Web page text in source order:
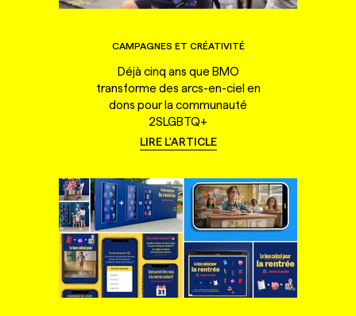
CAMPAGNES ET CRÉATIVITÉ
Déjà cinq ans que BMO
transforme des arcs-en-ciel en
dons pour la communauté
2SLGBTQ+
LIRE L'ARTICLE